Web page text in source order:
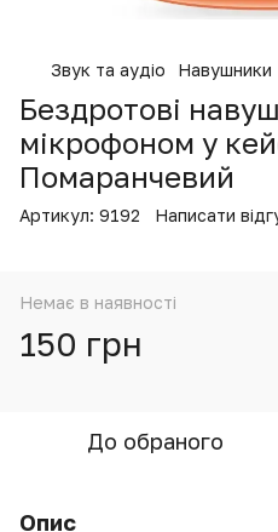
Звук та аудіо Навушники
Бездротові
мікрофоном у
Помаранчевий
Артикул: 9192 Написати
Немає в наявності
150 грн
До обраного
Опис